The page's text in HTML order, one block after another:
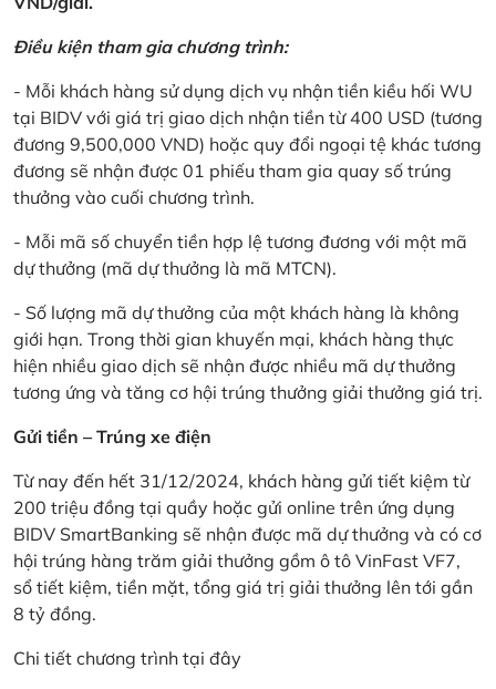
Điều kiện tham gia chương trình:
- Mỗi khách hàng sử dụng dịch vụ nhận tiền kiều hối WU
tại BIDV với giá trị giao dịch nhận tiền từ 400 USD (tương
đương 9,500,000 VND) hoặc quy đổi ngoại tệ khác tương
đương sẽ nhận được 01 phiếu tham gia quay số trúng
thưởng vào cuối chương trình.
- Mỗi mã số chuyển tiền hợp lệ tương đương với một mã
dự thưởng (mã dự thưởng là mã MTCN).
- Số lượng mã dự thưởng của một khách hàng là không
giới hạn. Trong thời gian khuyến mại, khách hàng thực
hiện nhiều giao dịch sẽ nhận được nhiều mã dự thưởng
tương ứng và tăng cơ hội trúng thưởng giải thưởng giá trị.
Gửi tiền – Trúng xe điện
Từ nay đến hết 31/12/2024, khách hàng gửi tiết kiệm từ
200 triệu đồng tại quầy hoặc gửi online trên ứng dụng
BIDV SmartBanking sẽ nhận được mã dự thưởng và có cơ
hội trúng hàng trăm giải thưởng gồm ô tô VinFast VF7,
sổ tiết kiệm, tiền mặt, tổng giá trị giải thưởng lên tới gần
8 tỷ đồng.
Chi tiết chương trình tại đây